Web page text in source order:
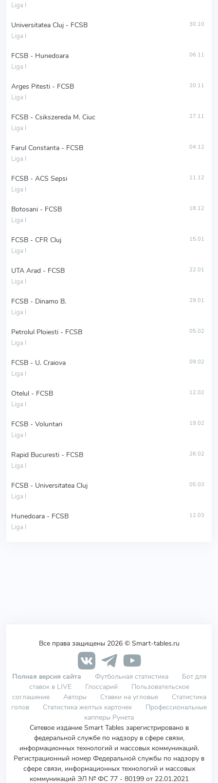
Liga I
Universitatea Cluj - FCSB
Liga I
30.10
FCSB - Hunedoara
Liga I
06.11
Arges Pitesti - FCSB
Liga I
20.11
FCSB - Csikszereda M. Ciuc
Liga I
27.11
Farul Constanta - FCSB
Liga I
04.12
FCSB - ACS Sepsi
Liga I
11.12
Botosani - FCSB
Liga I
18.12
FCSB - CFR Cluj
Liga I
15.01
UTA Arad - FCSB
Liga I
22.01
FCSB - Dinamo B.
Liga I
29.01
Petrolul Ploiesti - FCSB
Liga I
05.02
FCSB - U. Craiova
Liga I
09.02
Otelul - FCSB
Liga I
12.02
FCSB - Voluntari
Liga I
19.02
Rapid Bucuresti - FCSB
Liga I
26.02
FCSB - Universitatea Cluj
Liga I
05.03
Hunedoara - FCSB
Liga I
12.03
Все права защищены 2026 © Smart-tables.ru
Полная версия сайта Футбольная статистика
Бот для
ставок в LIVE
Глоссарий
Пользовательское
соглашение
Авторы Ставки на угловые
Статистика
голов
Статистика желтых карточек
Профессиональные
капперы Рунета
Сетевое издание Smart Tables зарегистрировано в
федеральной службе по надзору в сфере связи,
информационных технологий и массовых коммуникаций.
Регистрационный номер Федеральной службы по надзору в
сфере связи, информационных технологий и массовых
коммуникаций ЭЛ № ФС 77 - 80199 от 22.01.2021